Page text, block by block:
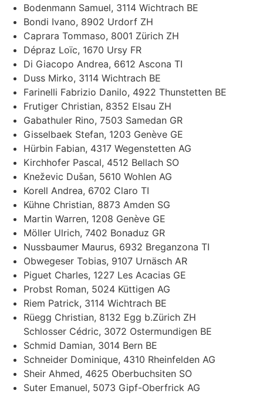
Bodenmann Samuel, 3114 Wichtrach BE
Bondi Ivano, 8902 Urdorf ZH
Caprara Tommaso, 8001 Zürich ZH
Dépraz Loïc, 1670 Ursy FR
Di Giacopo Andrea, 6612 Ascona TI
Duss Mirko, 3114 Wichtrach BE
Farinelli Fabrizio Danilo, 4922 Thunstetten BE
Frutiger Christian, 8352 Elsau ZH
Gabathuler Rino, 7503 Samedan GR
Gisselbaek Stefan, 1203 Genève GE
Hürbin Fabian, 4317 Wegenstetten AG
Kirchhofer Pascal, 4512 Bellach SO
Kneževic Dušan, 5610 Wohlen AG
Korell Andrea, 6702 Claro TI
Kühne Christian, 8873 Amden SG
Martin Warren, 1208 Genève GE
Möller Ulrich, 7402 Bonaduz GR
Nussbaumer Maurus, 6932 Breganzona TI
Obwegeser Tobias, 9107 Urnäsch AR
Piguet Charles, 1227 Les Acacias GE
Probst Roman, 5024 Küttigen AG
Riem Patrick, 3114 Wichtrach BE
Rüegg Christian, 8132 Egg b.Zürich ZH
Schlosser Cédric, 3072 Ostermundigen BE
Schmid Damian, 3014 Bern BE
Schneider Dominique, 4310 Rheinfelden AG
Sheir Ahmed, 4625 Oberbuchsiten SO
Suter Emanuel, 5073 Gipf-Oberfrick AG